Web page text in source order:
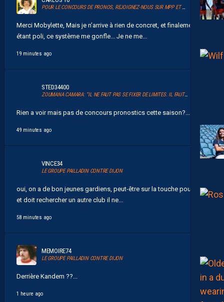
POUR LE CONCOURS DE PRONOS, REJOIGNEZ-NOUS SUR MPP ET GLANEZ LES RÉCOMPENSES !
Merci Mobylette, Mais je n’arrive à rien de concret, et finalement en
étant poli, ce système me gonfle... Je ne me...
19 minutes ago
STED34400
ZOUMANA CAMARA: “IL NE FAUT PAS SE FIXER DE LIMITES. IL FAUT VISER HAUT”
Rien a voir mais pas de concours pronostics cette saison?...
49 minutes ago
VINCE34
LE GROUPE PAILLADIN CONTRE DIJON
oui, on a de bon jeunes gardiens, peut-être sur la touche pour lui,
et doit rechercher un autre club il ne...
58 minutes ago
MEMOIRE74
LE GROUPE PAILLADIN CONTRE DIJON
Derrière Kandem ??...
1 heure ago